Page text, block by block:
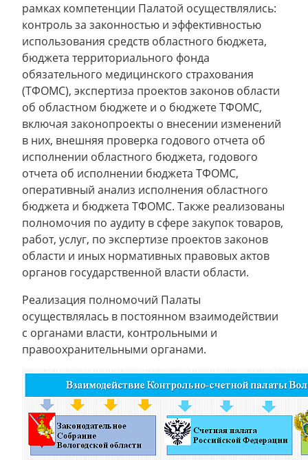
рамках компетенции Палатой осуществлялись:
контроль за законностью и эффективностью
использования средств областного бюджета,
бюджета территориального фонда
обязательного медицинского страхования
(ТФОМС), экспертиза проектов законов области
об областном бюджете и о бюджете ТФОМС,
включая законопроекты о внесении изменений
в них, внешняя проверка годового отчета об
исполнении областного бюджета, годового
отчета об исполнении бюджета ТФОМС,
оперативный анализ исполнения областного
бюджета и бюджета ТФОМС. Также реализованы
полномочия по аудиту в сфере закупок товаров,
работ, услуг, по экспертизе проектов законов
области и иных нормативных правовых актов
органов государственной власти области.
Реализация полномочий Палаты
осуществлялась в постоянном взаимодействии
с органами власти, контрольными и
правоохранительными органами.